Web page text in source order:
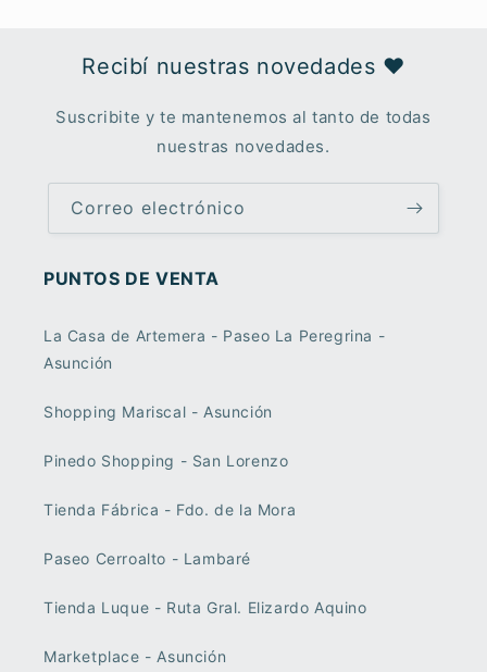
Recibí nuestras novedades ♥︎
Suscribite y te mantenemos al tanto de todas
nuestras novedades.
Correo electrónico
PUNTOS DE VENTA
La Casa de Artemera - Paseo La Peregrina -
Asunción
Shopping Mariscal - Asunción
Pinedo Shopping - San Lorenzo
Tienda Fábrica - Fdo. de la Mora
Paseo Cerroalto - Lambaré
Tienda Luque - Ruta Gral. Elizardo Aquino
Marketplace - Asunción